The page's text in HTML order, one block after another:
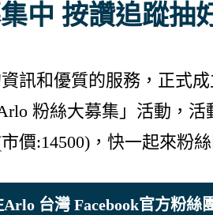
中 按讚追蹤抽
訊和優質的服務，正式
粉絲大募集」活動，
價:14500)，快一起來粉
台灣 Facebook官方粉絲